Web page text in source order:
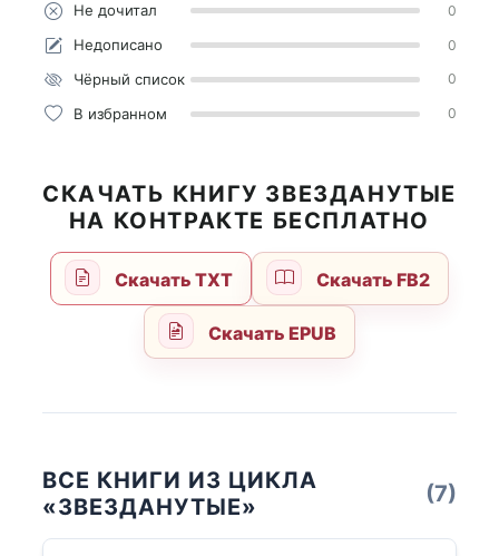
Не дочитал 0
Недописано 0
Чёрный список 0
В избранном 0
СКАЧАТЬ КНИГУ ЗВЕЗДАНУТЫЕ
НА КОНТРАКТЕ БЕСПЛАТНО
Скачать TXT Скачать FB2
Скачать EPUB
ВСЕ КНИГИ ИЗ ЦИКЛА
«ЗВЕЗДАНУТЫЕ»
(7)